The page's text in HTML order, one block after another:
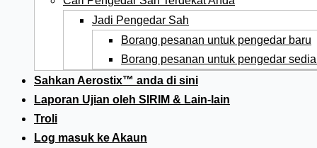
Jadi Pengedar Sah
Borang pesanan untuk pengedar baru
Borang pesanan untuk pengedar
Sahkan Aerostix™ anda di sini
Laporan Ujian oleh SIRIM & Lain-lain
Troli
Log masuk ke Akaun